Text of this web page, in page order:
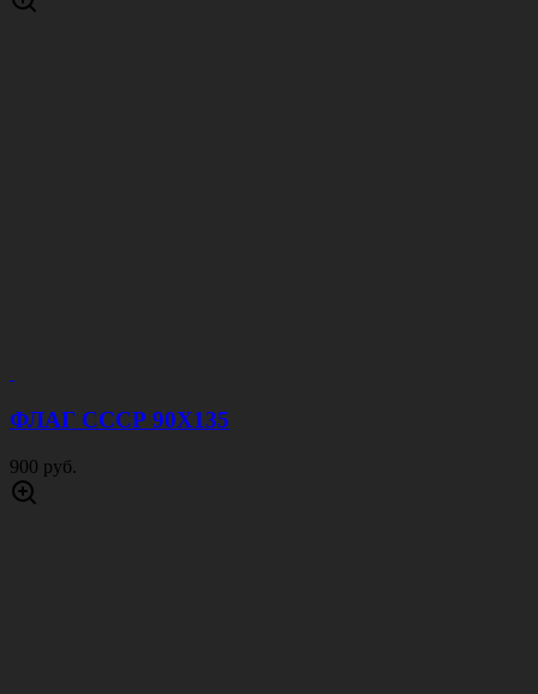
ФЛАГ СССР 90Х135
900 руб.